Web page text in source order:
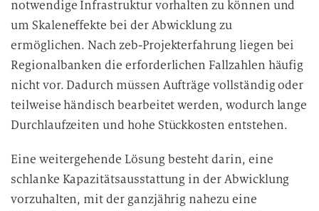
notwendige Infrastruktur vorhalten zu können und
um Skaleneffekte bei der Abwicklung zu
ermöglichen. Nach zeb-Projekterfahrung liegen bei
Regionalbanken die erforderlichen Fallzahlen häufig
nicht vor. Dadurch müssen Aufträge vollständig oder
teilweise händisch bearbeitet werden, wodurch lange
Durchlaufzeiten und hohe Stückkosten entstehen.
Eine weitergehende Lösung besteht darin, eine
schlanke Kapazitätsausstattung in der Abwicklung
vorzuhalten, mit der ganzjährig nahezu eine